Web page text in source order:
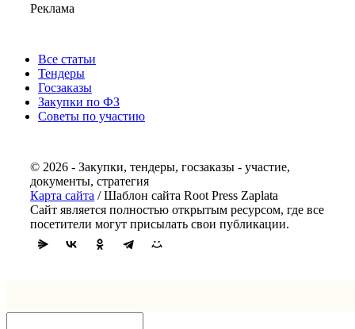
Реклама
Все статьи
Тендеры
Госзаказы
Закупки по ФЗ
Советы по участию
© 2026 - Закупки, тендеры, госзаказы - участие,
документы, стратегия
Карта сайта / Шаблон сайта Root Press Zaplata
Сайт является полностью открытым ресурсом, где все
посетители могут присылать свои публикации.